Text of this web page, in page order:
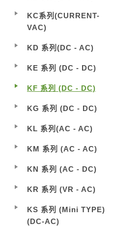
KC系列(CURRENT-
VAC)
KD 系列(DC - AC)
KE 系列 (DC - DC)
KF 系列 (DC - DC)
KG 系列 (DC - DC)
KL 系列(AC - AC)
KM 系列 (AC - AC)
KN 系列 (AC - DC)
KR 系列 (VR - AC)
KS 系列 (Mini TYPE)
(DC-AC)